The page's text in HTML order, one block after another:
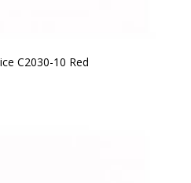
C2030-10 Red